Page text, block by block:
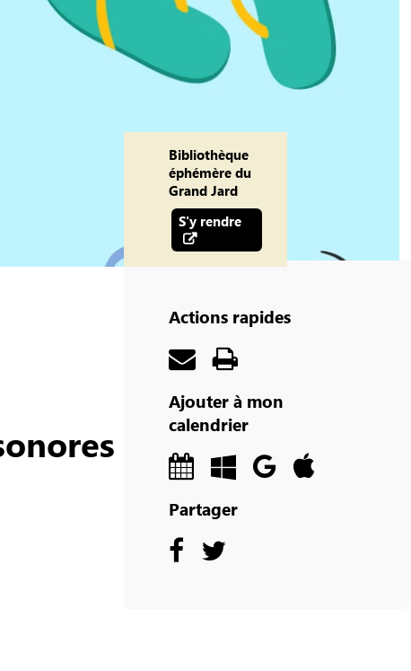
Bibliothèque
éphémère du
Grand Jard
S'y rendre
Actions rapides
Ajouter à mon
calendrier
Partager